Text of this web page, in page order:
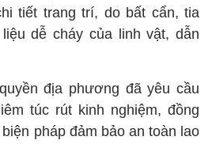
tiết trang trí, do bất cẩn, tia
dễ cháy của linh vật, dẫn
địa phương đã yêu cầu
túc rút kinh nghiệm, đồng
pháp đảm bảo an toàn lao